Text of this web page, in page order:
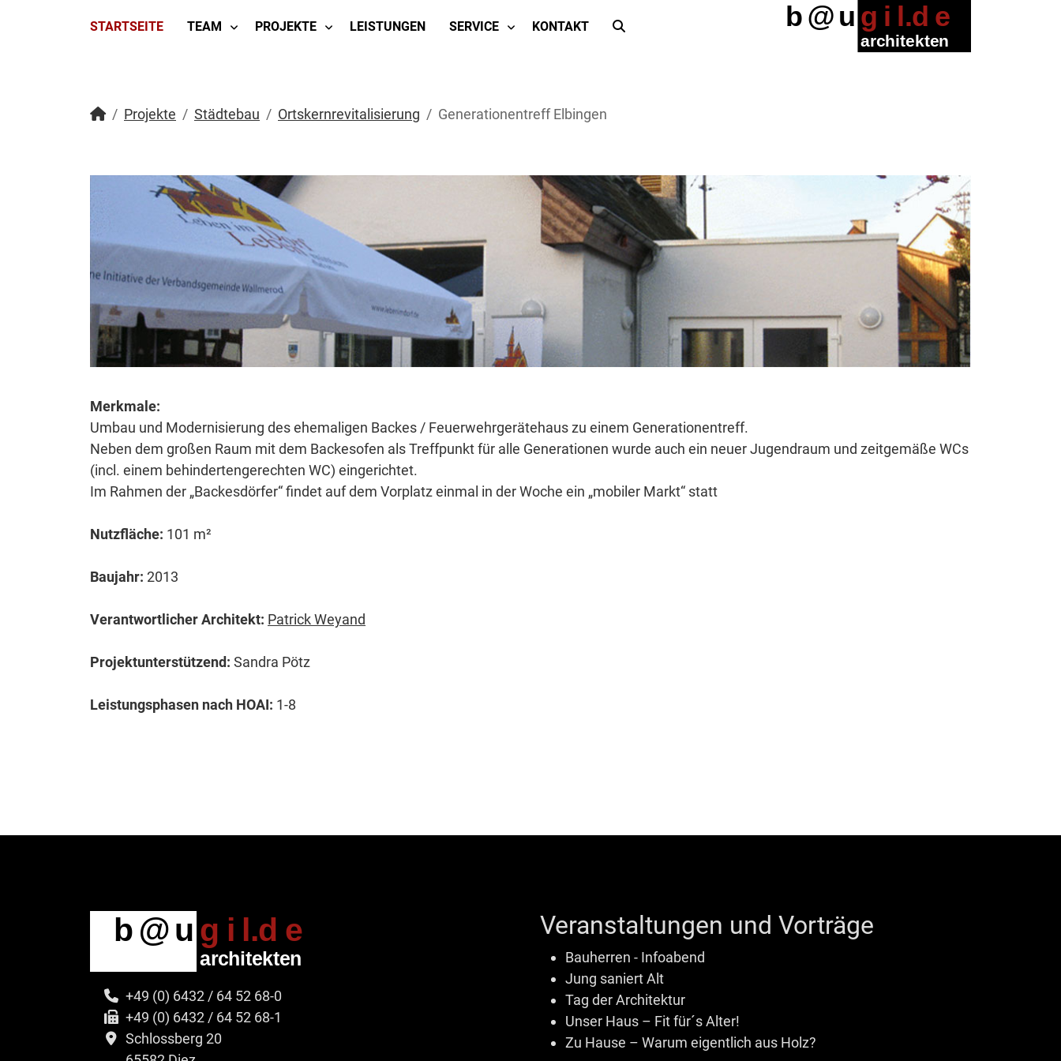
STARTSEITE TEAM PROJEKTE LEISTUNGEN SERVICE KONTAKT
Projekte Städtebau Ortskernrevitalisierung Generationentreff Elbingen
Merkmale:
Umbau und Modernisierung des ehemaligen Backes / Feuerwehrgerätehaus zu einem Generationentreff.
Neben dem großen Raum mit dem Backesofen als Treffpunkt für alle Generationen wurde auch ein neuer Jugendraum und zeitgemäße WCs
(incl. einem behindertengerechten WC) eingerichtet.
Im Rahmen der „Backesdörfer“ findet auf dem Vorplatz einmal in der Woche ein „mobiler Markt“ statt
Nutzfläche: 101 m²
Baujahr: 2013
Verantwortlicher Architekt: Patrick Weyand
Projektunterstützend: Sandra Pötz
Leistungsphasen nach HOAI: 1-8
+49 (0) 6432 / 64 52 68-0
+49 (0) 6432 / 64 52 68-1
Schlossberg 20
Veranstaltungen und Vorträge
Bauherren - Infoabend
Jung saniert Alt
Tag der Architektur
Unser Haus – Fit für´s Alter!
Zu Hause – Warum eigentlich aus Holz?